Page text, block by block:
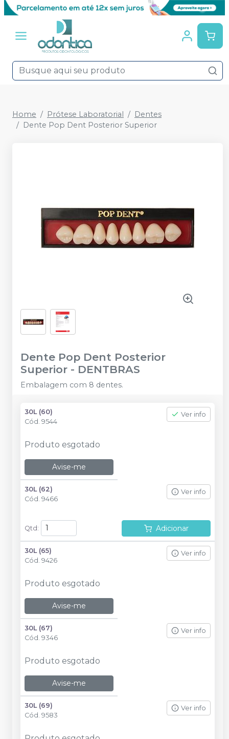
Home Prótese Laboratorial
Dentes
Dente Pop Dent Posterior Superior
Dente Pop Dent Posterior
Superior - DENTBRAS
Embalagem com 8 dentes.
30L (60)
Cód. 9544
Ver info
Produto esgotado
Avise-me
30L (62)
Cód. 9466
Ver info
Qtd : Adicionar
30L (65)
Cód. 9426
Ver info
Produto esgotado
Avise-me
30L (67)
Cód. 9346
Ver info
Produto esgotado
Avise-me
30L (69)
Cód. 9583
Ver info